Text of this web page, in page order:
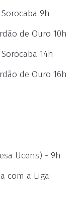
9h
de Ouro 10h
14h
de Ouro 16h
Ucens) - 9h
com a Liga